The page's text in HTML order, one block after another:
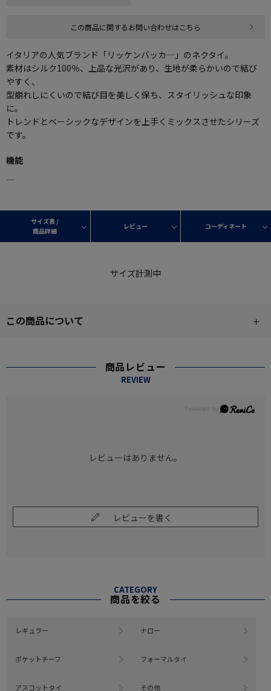
この商品に関するお問い合わせはこちら
イタリアの人気ブランド「リッケンバッカ―」のネクタイ。
素材はシルク100％、上品な光沢があり、生地が柔らかいので結び
やすく、
型崩れしにくいので結び目を美しく保ち、スタイリッシュな印象
に。
トレンドとベーシックなデザインを上手くミックスさせたシリーズ
です。
機能
―
サイズ表 /
商品詳細
レビュー コーディネート
サイズ計測中
この商品について
商品レビュー
REVIEW
レビューはありません。
レビューを書く
CATEGORY
商品を絞る
レギュラー ナロー
ポケットチーフ フォーマルタイ
アスコットタイ その他